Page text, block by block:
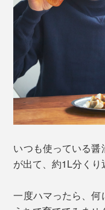
いつも使っている
が出て、約1L分くり
一度ハマったら、